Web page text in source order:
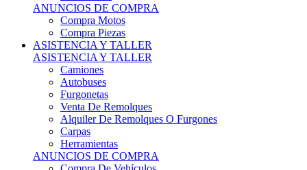
Compra Motos
Compra Piezas
ASISTENCIA Y TALLER
ASISTENCIA Y TALLER
Camiones
Autobuses
Furgonetas
Venta De Remolques
Alquiler De Remolques O Furgones
Carpas
Herramientas
ANUNCIOS DE COMPRA
Compra De Vehículos
Compra De Herramientas